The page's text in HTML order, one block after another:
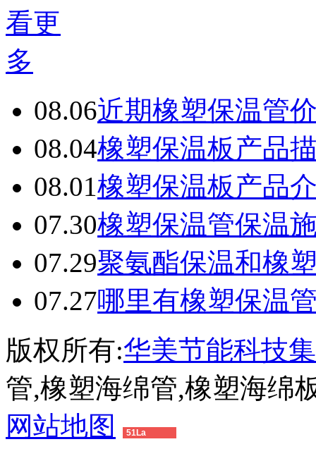
08.06近期橡塑保温管
08.04橡塑保温板产品
08.01橡塑保温板产品
07.30橡塑保温管保温
07.29聚氨酯保温和橡
07.27哪里有橡塑保温
版权所有:华美节能科技
管,橡塑海绵管,橡塑海绵
网站地图
51La